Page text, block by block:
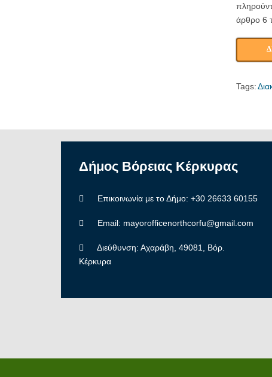
άρθρο 6
Tags:
Δήμος Βόρειας Κέρκυρας
Επικοινωνία με το Δήμο: +30 26633 60155
Email: mayorofficenorthcorfu@gmail.com
Διεύθυνση: Αχαράβη, 49081, Βόρ.
Κέρκυρα